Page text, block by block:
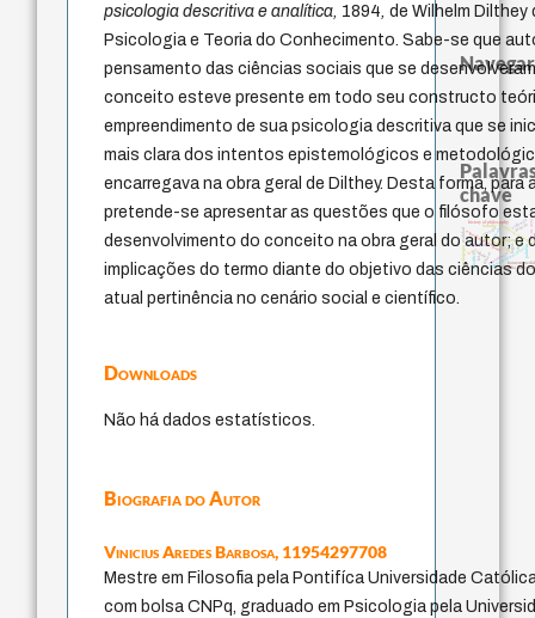
psicologia descritiva e analítica, 1894,de Wilhelm
Psicologia e Teoria do Conhecimento. Sabe-se que
pensamento das ciências sociais que se
conceito esteve presente em todo seu constructo
empreendimento de sua psicologia descritiva que se
mais clara dos intentos epistemológicos e
encarregava na obra geral de Dilthey. Desta forma, para
pretende-se apresentar as questões que o filósofo
desenvolvimento do conceito na obra geral do autor; e
implicações do termo diante do objetivo das ciências
atual pertinência no cenário social e científico.
Downloads
Não há dados estatísticos.
Biografia do Autor
Vinicius Aredes Barbosa, 11954297708
Mestre em Filosofia pela Pontifíca Universidade
com bolsa CNPq, graduado em Psicologia pela
Navegar
chave
fundamentalismo
jacobi
protágoras
experiência temporalmetafísica do tempo
género
idade intolerância
history of philosophy
identidade nacional
homem-
j.c.m. neto
palavra
perdón
leyes
violencia
logos
pedagogia lei
filosofia francesa
desejo
sacrifício
bataille
mind
animais
realidad